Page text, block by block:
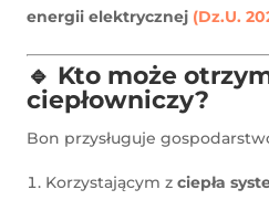
energii elektrycznej (Dz.U.
🔹 Kto może
ciepłowniczy?
Bon przysługuje
Korzystającym z ciepła